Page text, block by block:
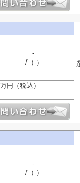
-
-/（-）
円（税込）
-
-/（-）